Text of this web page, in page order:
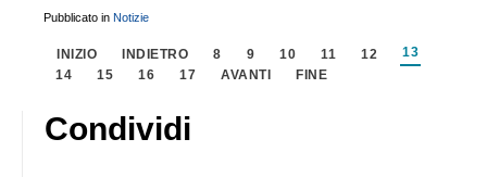
Pubblicato in Notizie
INIZIO INDIETRO 8 9 10 11 12
13
14
15 16 17 AVANTI FINE
Condividi